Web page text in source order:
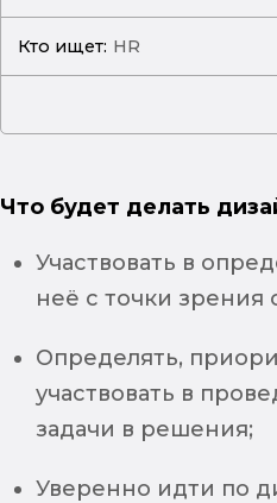
Кто ищет: HR
Что будет делать
Участвовать в
неё с точки зрения
Определять,
участвовать в
задачи в решения;
Уверенно идти по